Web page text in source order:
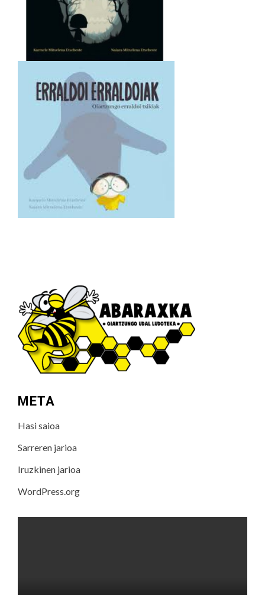
META
Hasi saioa
Sarreren jarioa
Iruzkinen jarioa
WordPress.org